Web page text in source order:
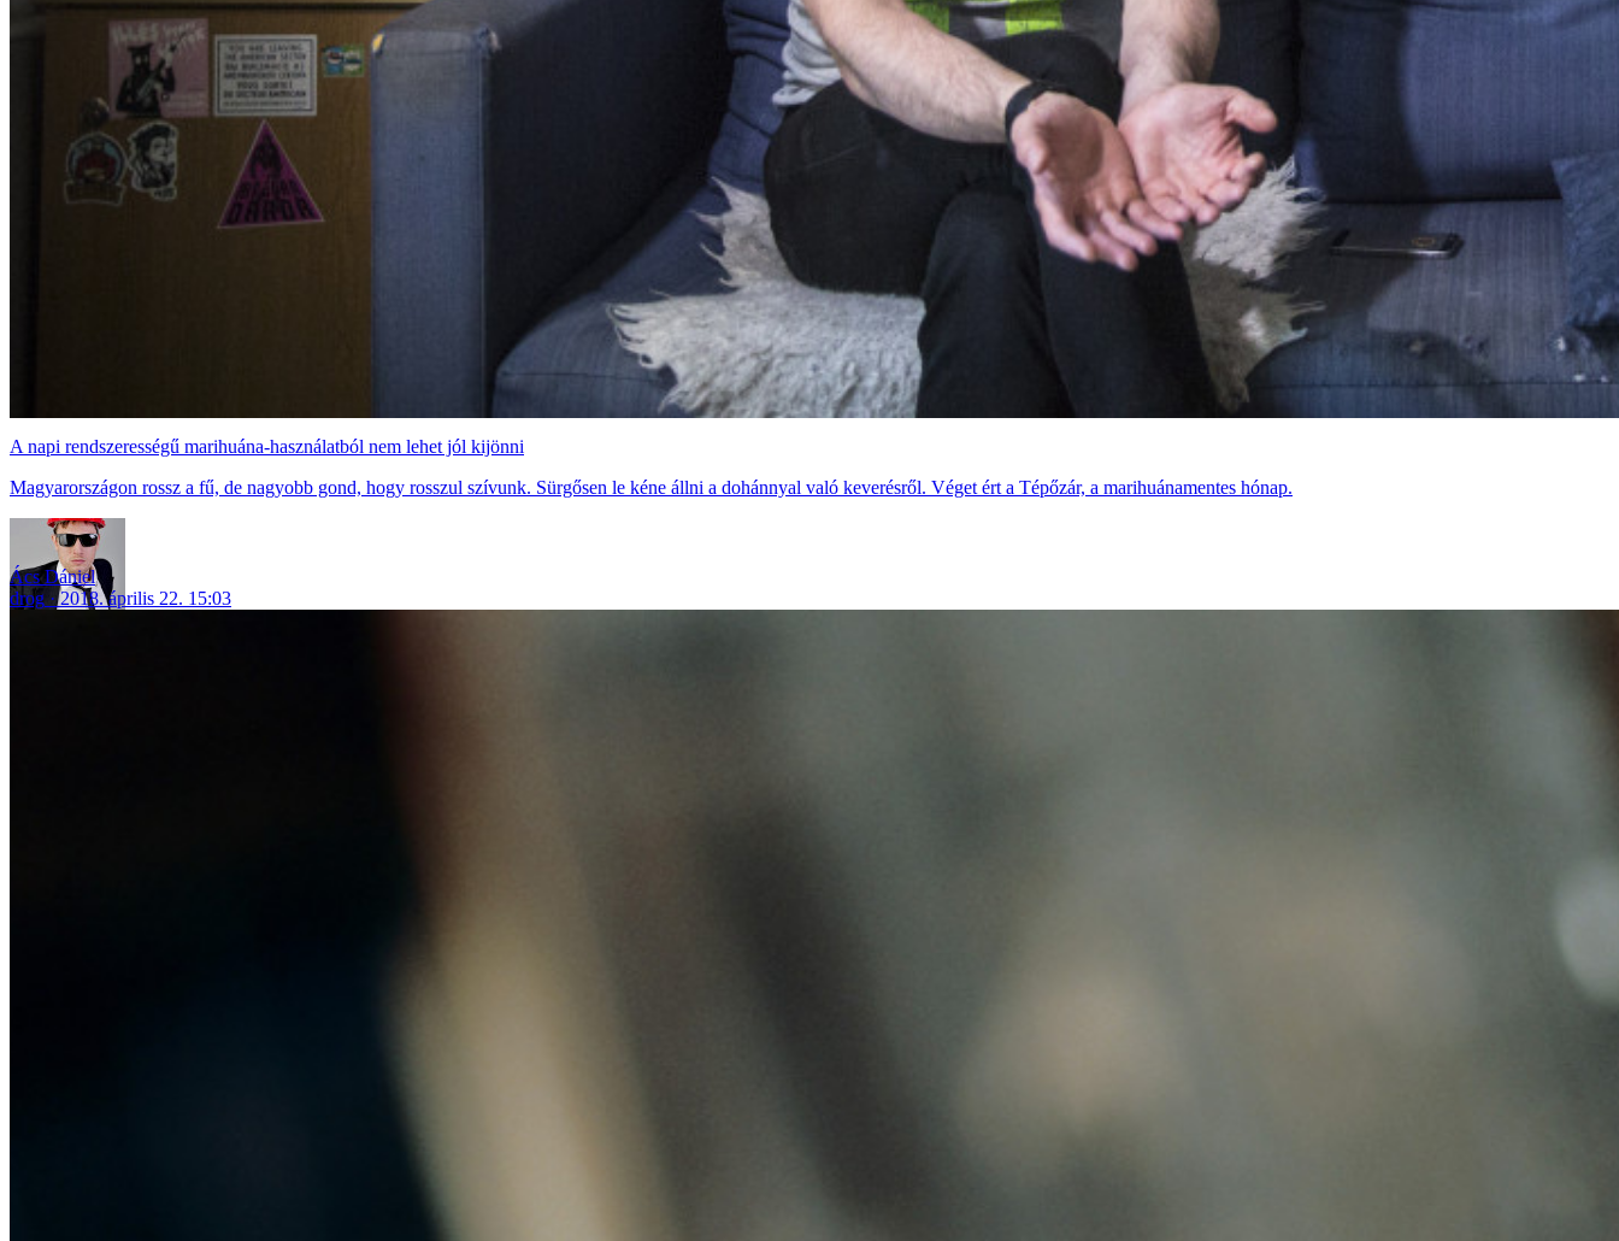
A napi rendszerességű marihuána-használatból nem lehet jól kijönni
Magyarországon rossz a fű, de nagyobb gond, hogy rosszul szívunk. Sürgősen le kéne állni a dohánnyal való keverésről. Véget ért a Tépőzár, a marihuánamentes hónap.
Ács Dániel
drog
2018. április 22. 15:03